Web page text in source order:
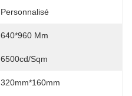
Personnalisé
640*960 Mm
6500cd/sqm
320mm*160mm